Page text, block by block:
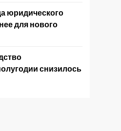
юридического
для нового
снизилось